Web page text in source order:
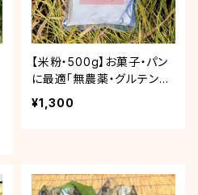
【米粉・500g】お菓子・パン
に最適「無農薬・グルテンフ
リー米粉」
¥1,300